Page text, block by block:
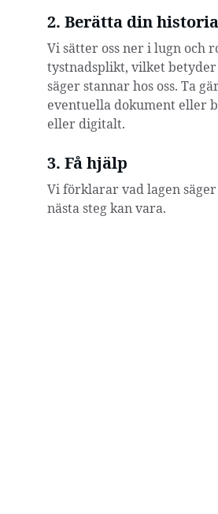
2. Berätta din historia
Vi sätter oss ner i lugn och
tystnadsplikt, vilket
säger stannar hos oss. Ta
eventuella dokument eller
eller digitalt.
3. Få hjälp
Vi förklarar vad lagen
nästa steg kan vara.